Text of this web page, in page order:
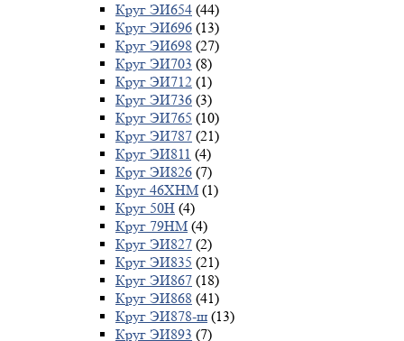
Круг ЭИ654 (44)
Круг ЭИ696 (13)
Круг ЭИ698 (27)
Круг ЭИ703 (8)
Круг ЭИ712 (1)
Круг ЭИ736 (3)
Круг ЭИ765 (10)
Круг ЭИ787 (21)
Круг ЭИ811 (4)
Круг ЭИ826 (7)
Круг 46ХНМ (1)
Круг 50Н (4)
Круг 79НМ (4)
Круг ЭИ827 (2)
Круг ЭИ835 (21)
Круг ЭИ867 (18)
Круг ЭИ868 (41)
Круг ЭИ878-ш (13)
Круг ЭИ893 (7)